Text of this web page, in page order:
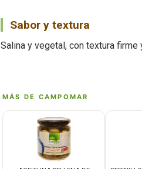
Sabor y textura
Salina y vegetal, con textura
MÁS DE CAMPOMAR